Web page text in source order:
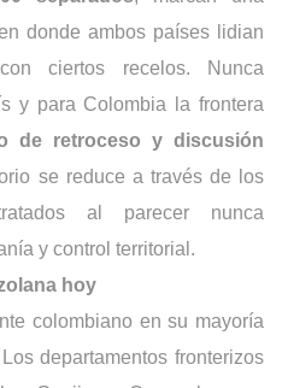
donde ambos países lidian
ciertos recelos. Nunca
y para Colombia la frontera
de retroceso y discusión
se reduce a través de los
al parecer nunca
y control territorial.
hoy
colombiano en su mayoría
departamentos fronterizos